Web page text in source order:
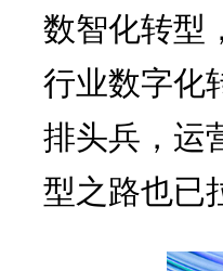
数智化转型
行业数字化
排头兵，运
型之路也已